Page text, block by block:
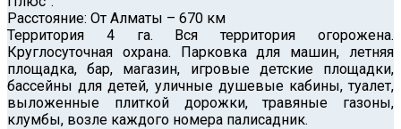
Расстояние: От Алматы – 670 км
Территория 4 га. Вся территория огорожена.
Круглосуточная охрана. Парковка для машин, летняя
площадка, бар, магазин, игровые детские площадки,
бассейны для детей, уличные душевые кабины, туалет,
выложенные плиткой дорожки, травяные газоны,
клумбы, возле каждого номера палисадник.